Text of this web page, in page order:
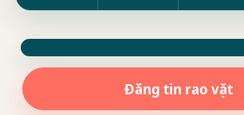
Đăng tin rao vặt